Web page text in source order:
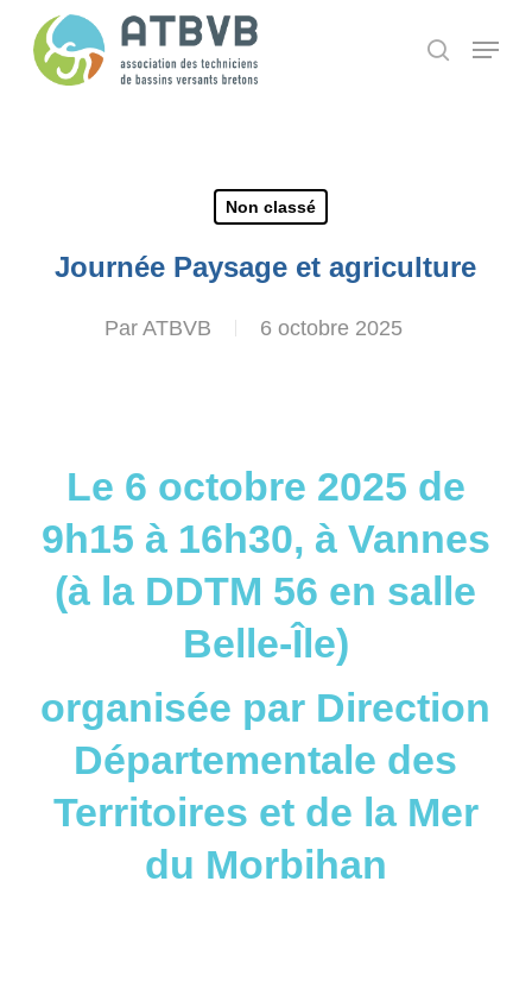
search
Menu
Non classé
Journée Paysage et agriculture
Par ATBVB 6 octobre 2025
Le 6 octobre 2025 de
9h15 à 16h30, à Vannes
(à la DDTM 56 en salle
Belle-Île)
organisée par Direction
Départementale des
Territoires et de la Mer
du Morbihan
Panneau de gestion des cookies